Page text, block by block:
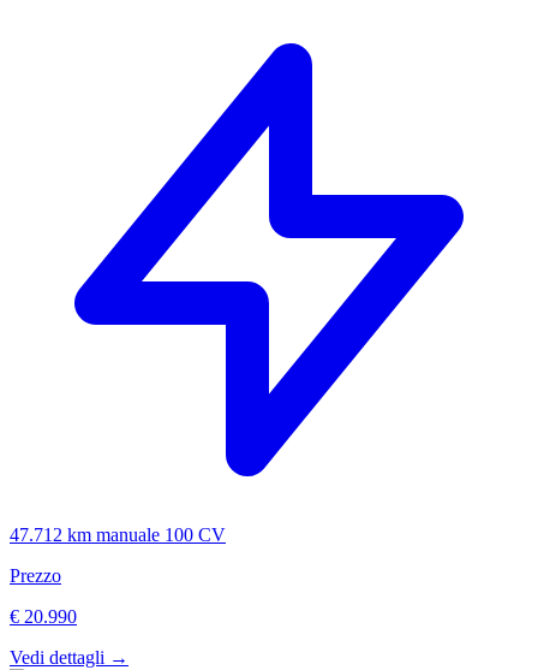
47.712 km manuale 100 CV
Prezzo
€ 20.990
Vedi dettagli →